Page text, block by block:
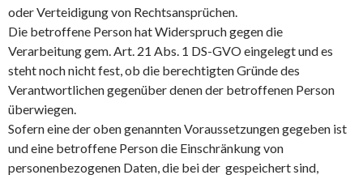
oder Verteidigung von Rechtsansprüchen.
Die betroffene Person hat Widerspruch gegen die
Verarbeitung gem. Art. 21 Abs. 1 DS-GVO eingelegt und es
steht noch nicht fest, ob die berechtigten Gründe des
Verantwortlichen gegenüber denen der betroffenen Person
überwiegen.
Sofern eine der oben genannten Voraussetzungen gegeben ist
und eine betroffene Person die Einschränkung von
personenbezogenen Daten, die bei der gespeichert sind,